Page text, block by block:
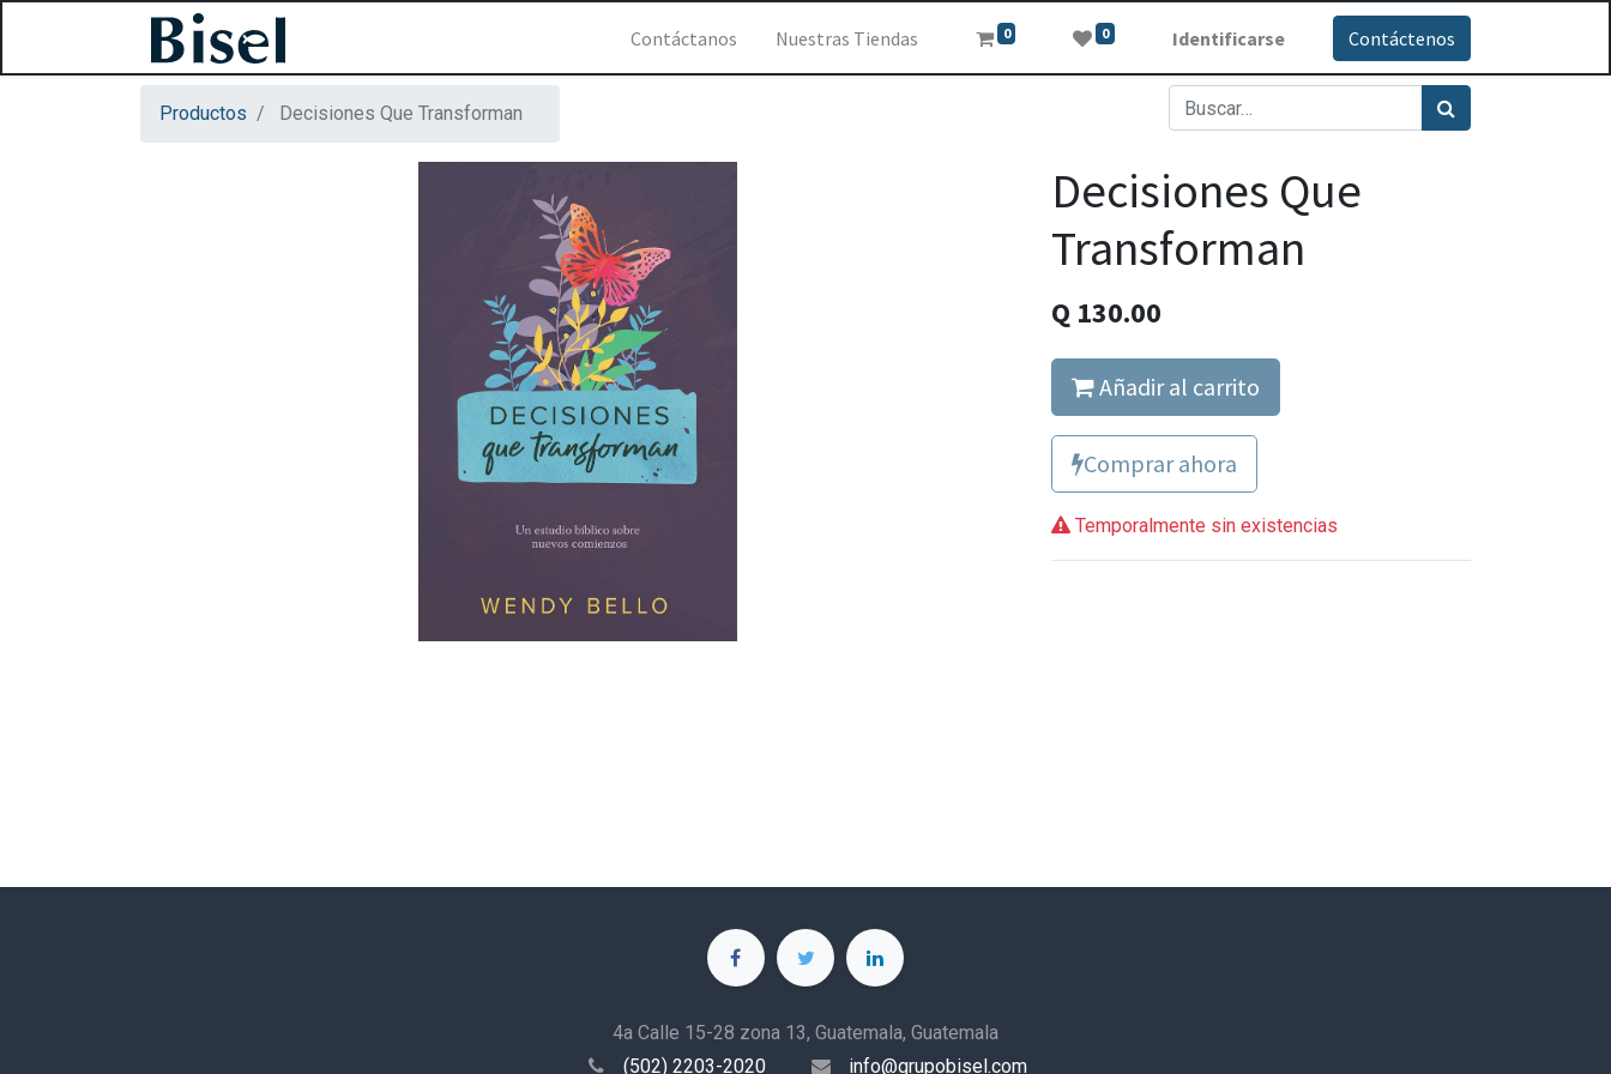
Contáctanos Nuestras Tiendas 0 0 Identificarse Contáctenos
Productos Decisiones Que Transforman
Decisiones Que
Transforman
Q 130.00
Añadir al carrito
Comprar ahora
Temporalmente sin existencias
4a Calle 15-28 zona 13, Guatemala, Guatemala
(502) 2203-2020
info@grupobisel.com